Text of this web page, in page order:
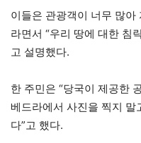
이들은 관광객이 너무 많아
라면서 “우리 땅에 대한 침
고 설명했다.
한 주민은 “당국이 제공한
베드라에서 사진을 찍지 말
다”고 했다.